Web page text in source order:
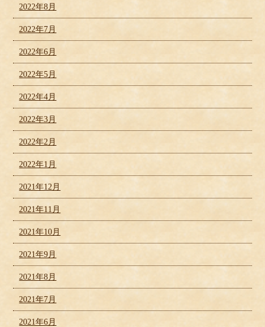
2022年8月
2022年7月
2022年6月
2022年5月
2022年4月
2022年3月
2022年2月
2022年1月
2021年12月
2021年11月
2021年10月
2021年9月
2021年8月
2021年7月
2021年6月